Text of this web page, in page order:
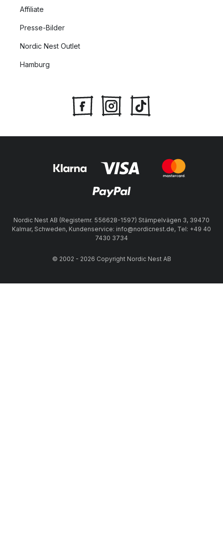
Affiliate
Presse-Bilder
Nordic Nest Outlet
Hamburg
Nordic Nest AB (Registernr. 556628-1597) Stämpelvägen 3, 39470
Kalmar, Schweden, Kundenservice: info@nordicnest.de, Tel: +49 40
7430 3734
© 2002 - 2026 Copyright Nordic Nest AB